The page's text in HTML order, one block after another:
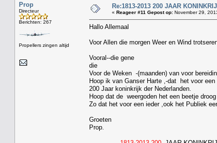
Prop
Directeur
Berichten: 267
Propellers zingen altijd
Re:1813-2013 200 JAAR
« Reageer #11 Gepost op: November 29,
Hallo Allemaal
Voor Allen die morgen Weer en Wind
Vooral--die gene
die
Voor de Weken -(maanden) van voor
Hoop ik van Ganser Harte ,-dat het voor
200 Jaar koninkrijk der Nederlanden.
Hoop dat de weergoden het een beetje
Zo dat het voor een ieder ,ook het Publiek
Groeten
Prop.